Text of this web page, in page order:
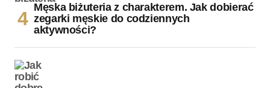
Męska biżuteria z charakterem. Jak dobierać
zegarki męskie do codziennych
aktywności?